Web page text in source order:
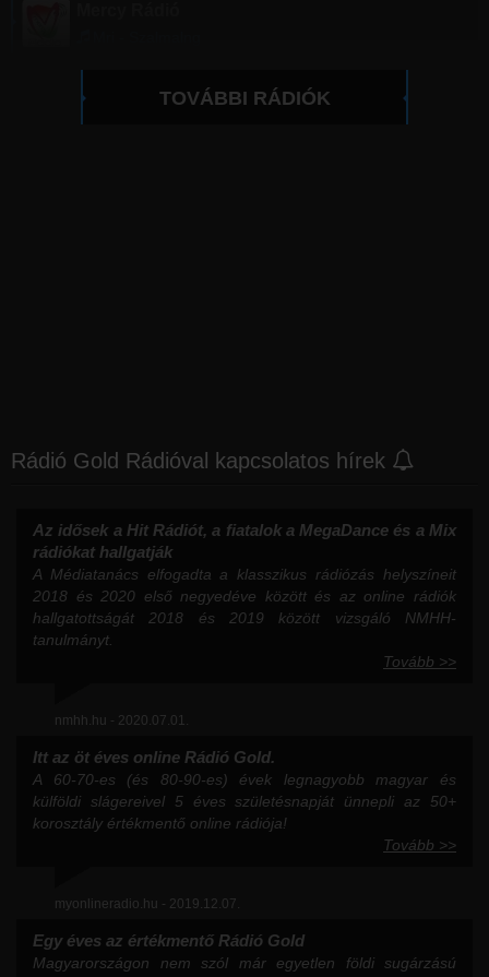
TOVÁBBI RÁDIÓK
Rádió Gold Rádióval kapcsolatos hírek
Az idősek a Hit Rádiót, a fiatalok a MegaDance és a Mix
rádiókat hallgatják
A Médiatanács elfogadta a klasszikus rádiózás helyszíneit
2018 és 2020 első negyedéve között és az online rádiók
hallgatottságát 2018 és 2019 között vizsgáló NMHH-
tanulmányt.
Tovább >>
nmhh.hu - 2020.07.01.
Itt az öt éves online Rádió Gold.
A 60-70-es (és 80-90-es) évek legnagyobb magyar és
külföldi slágereivel 5 éves születésnapját ünnepli az 50+
korosztály értékmentő online rádiója!
Tovább >>
myonlineradio.hu - 2019.12.07.
Egy éves az értékmentő Rádió Gold
Magyarországon nem szól már egyetlen földi sugárzású